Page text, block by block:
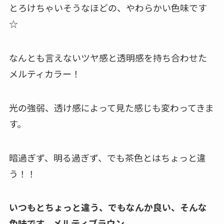
とろけちゃいそうなほどの、やわらかい色味です
☆
なんとも言えないツヤ感と透明感を持ち合わせた
メルティカラー！
光の強弱、透け感によって見た感じも変わってきま
す。
暗過ぎず、明る過ぎず、でも茶色とはちょっと違
う！！
いつもとちょっと違う、でもなんか良い、そんな